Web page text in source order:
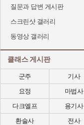
질문과 답변 게시판
스크린샷 갤러리
동영상 갤러리
클래스 게시판
군주
기사
요정
마법사
다크엘프
용기사
환술사
전사